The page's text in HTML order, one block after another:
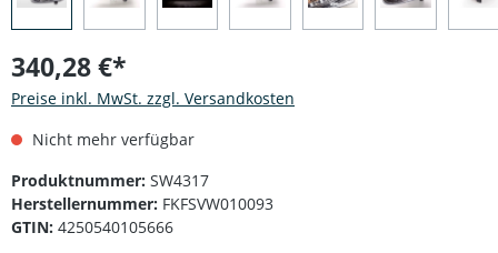
340,28 €*
Preise inkl. MwSt. zzgl. Versandkosten
Nicht mehr verfügbar
Produktnummer: SW4317
Herstellernummer: FKFSVW010093
GTIN: 4250540105666